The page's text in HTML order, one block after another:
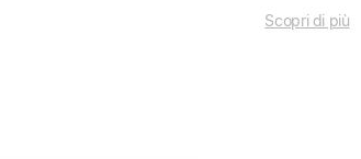
Scopri di più